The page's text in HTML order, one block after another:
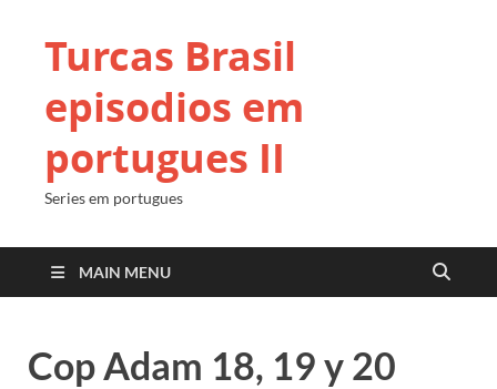
Turcas Brasil
episodios em
portugues II
Series em portugues
MAIN MENU
Cop Adam 18, 19 y 20